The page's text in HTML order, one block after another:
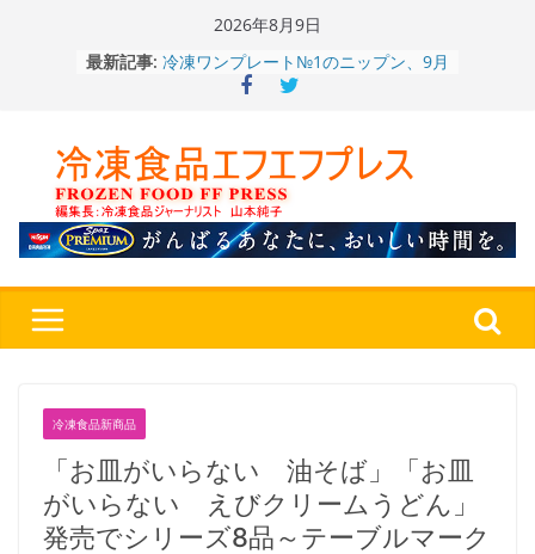
2026年8月9日
最新記事: 冷凍ワンプレート№1のニップン、9月
から新ブランド『ニップン、彩りごは
ん。』～”おいしさ”をアピール
ストアで作者にご挨拶、新作”れいと
うこ～こ～”を知る
「CHEESE WONDER」5周年～夏に限
定さわやかフレーバー「CHEESE
WONDER YELLOW」復刻発売中
ジ♪ふわもちめん！！「冷凍 日清の
冷凍食品新商品
「お皿がいらない 油そば」「お皿
がいらない えびクリームうどん」
発売でシリーズ8品～テーブルマーク